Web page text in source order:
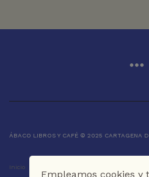
ÁBACO LIBROS Y CAFÉ © 2025 CARTAGENA
Inicio
Empleamos cookies y